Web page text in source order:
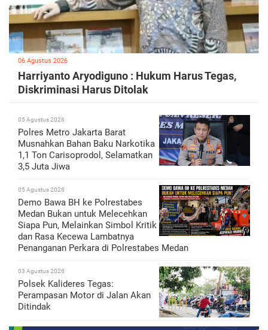
06 Agustus 2026
Harriyanto Aryodiguno : Hukum Harus Tegas,
Diskriminasi Harus Ditolak
05 Agustus 2026
Polres Metro Jakarta Barat
Musnahkan Bahan Baku Narkotika
1,1 Ton Carisoprodol, Selamatkan
3,5 Juta Jiwa
05 Agustus 2026
Demo Bawa BH ke Polrestabes
Medan Bukan untuk Melecehkan
Siapa Pun, Melainkan Simbol Kritik
dan Rasa Kecewa Lambatnya
Penanganan Perkara di Polrestabes Medan
03 Agustus 2026
Polsek Kalideres Tegas:
Perampasan Motor di Jalan Akan
Ditindak